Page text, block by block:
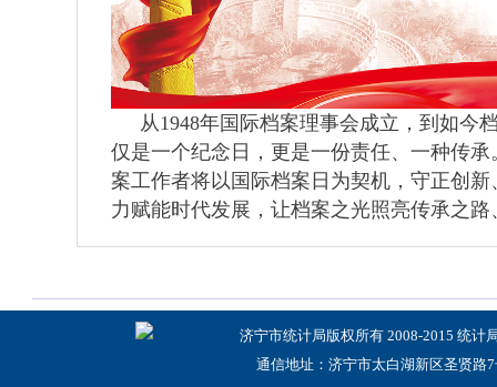
从1948年国际档案理事会成立，到如今
仅是一个纪念日，更是一份责任、一种传
案工作者将以国际档案日为契机，守正创
力赋能时代发展，让档案之光照亮传承之路
济宁市统计局版权所有 2008-2015 统计
通信地址：济宁市太白湖新区圣贤路